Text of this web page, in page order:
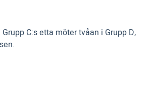
C:s etta möter tvåan i Grupp D,